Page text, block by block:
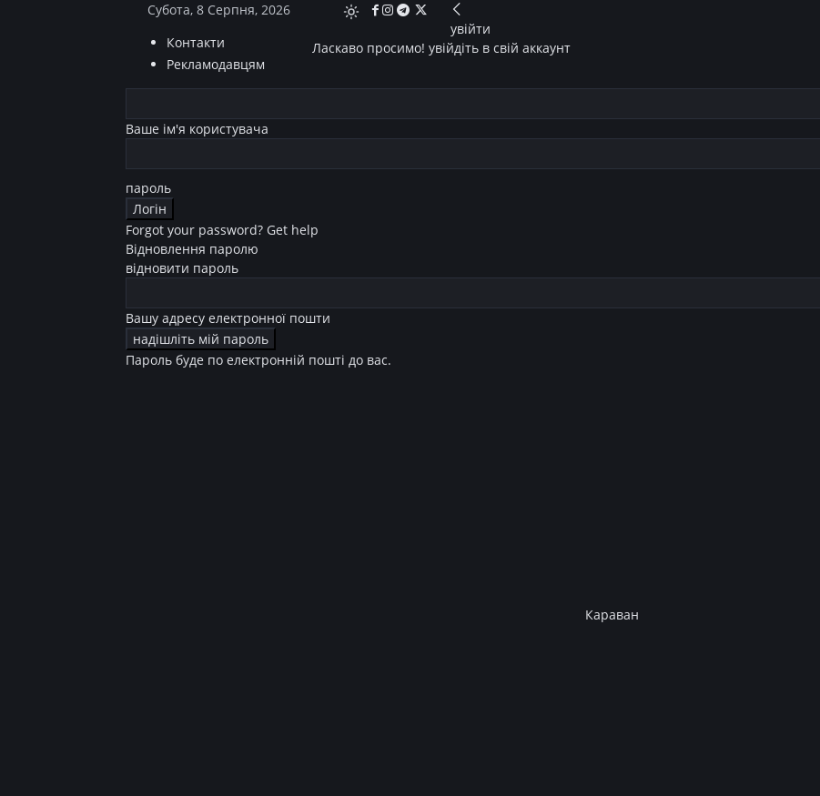
Субота, 8 Серпня, 2026
Контакти
Рекламодавцям
увійти
Ласкаво просимо! увійдіть в свій аккаунт
Ваше ім'я користувача
пароль
Forgot your password? Get help
Відновлення паролю
відновити пароль
Вашу адресу електронної пошти
Пароль буде по електронній пошті до вас.
Караван